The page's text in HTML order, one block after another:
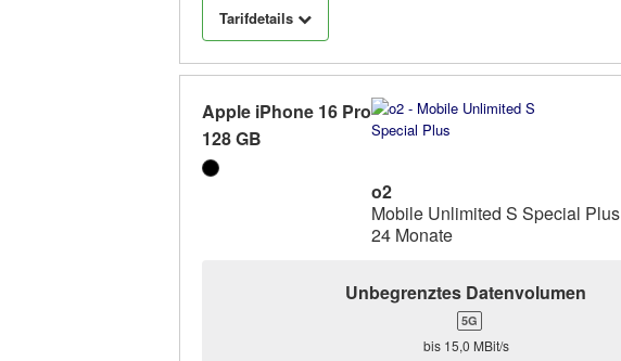
Tarifdetails
o2
Mobile Unlimited S Special Plus
24 Monate
Apple iPhone 16 Pro
128 GB
Unbegrenztes Datenvolumen
5G
bis 15,0 MBit/s